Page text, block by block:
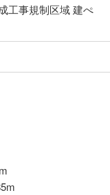
工事規制区域 建ぺ